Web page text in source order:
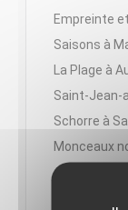
Empreinte
Saisons à
La Plage à
Saint-Jean-
Schorre à
Monceaux